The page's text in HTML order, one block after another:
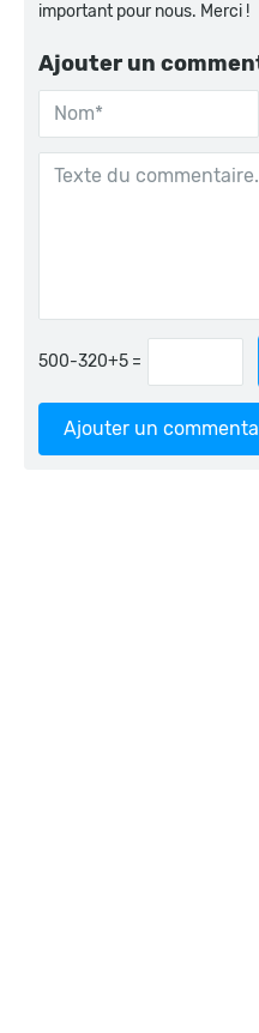
important pour nous. Merci !
Ajouter un
=
Ajouter un